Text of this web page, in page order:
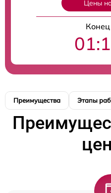
Цены
Преимущества Этапы